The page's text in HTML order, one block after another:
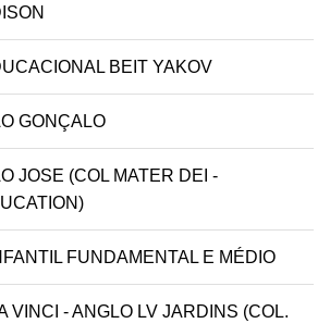
BEIT YAKOV
GONÇALO
JOSE (COL MATER DEI -
FUNDAMENTAL E MÉDIO
VINCI - ANGLO LV JARDINS (COL.